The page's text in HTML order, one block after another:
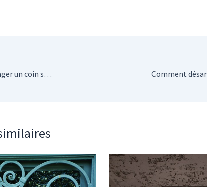
Comment faire pour aménager un coin sport chez soi ?